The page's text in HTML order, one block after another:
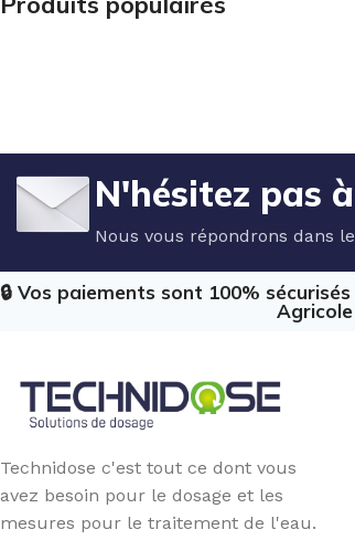
N'hésitez pas
Nous vous répondrons dans
🔒 Vos paiements sont 100%
Agricole
Technidose c'est tout ce dont vous
avez besoin pour le dosage et les
mesures pour le traitement de l'eau.